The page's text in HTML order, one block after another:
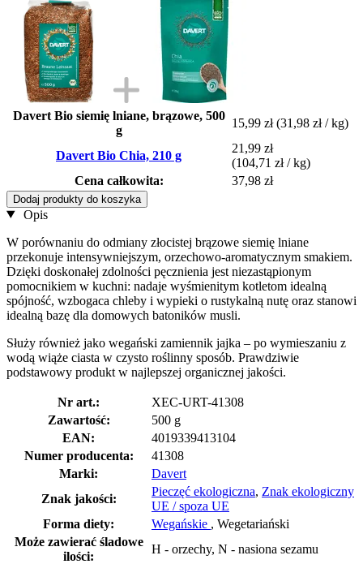
Davert Bio siemię lniane, brązowe, 500
g
15,99 zł (31,98 zł / kg)
Davert Bio Chia, 210 g
21,99 zł
(104,71 zł / kg)
Cena całkowita:
37,98 zł
Dodaj produkty do koszyka
Opis
W porównaniu do odmiany złocistej brązowe siemię lniane
przekonuje intensywniejszym, orzechowo-aromatycznym smakiem.
Dzięki doskonałej zdolności pęcznienia jest niezastąpionym
pomocnikiem w kuchni: nadaje wyśmienitym kotletom idealną
spójność, wzbogaca chleby i wypieki o rustykalną nutę oraz stanowi
idealną bazę dla domowych batoników musli.
Służy również jako wegański zamiennik jajka – po wymieszaniu z
wodą wiąże ciasta w czysto roślinny sposób. Prawdziwie
podstawowy produkt w najlepszej organicznej jakości.
Nr art.:
XEC-URT-41308
Zawartość:
500 g
EAN:
4019339413104
Numer producenta:
41308
Marki:
Davert
Znak jakości:
Pieczęć ekologiczna, Znak ekologiczny
UE / spoza UE
Forma diety:
Wegańskie , Wegetariański
Może zawierać śladowe
ilości:
H - orzechy, N - nasiona sezamu